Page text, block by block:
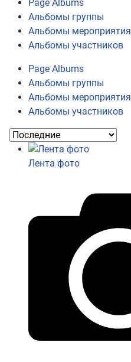
Page Albums
Альбомы группы
Альбомы мероприятия
Альбомы участников
Page Albums
Альбомы группы
Альбомы мероприятия
Альбомы участников
Лента фото